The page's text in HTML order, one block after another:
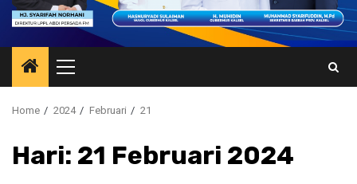
Primary
Menu
Home 2024 Februari 21
Hari: 21 Februari 2024